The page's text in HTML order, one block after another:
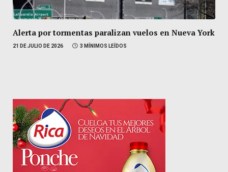
Alerta por tormentas paralizan vuelos en Nueva York
21 DE JULIO DE 2026 3 MÍNIMOS LEÍDOS